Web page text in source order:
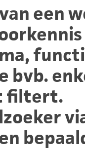
een
,
bvb.
filtert.